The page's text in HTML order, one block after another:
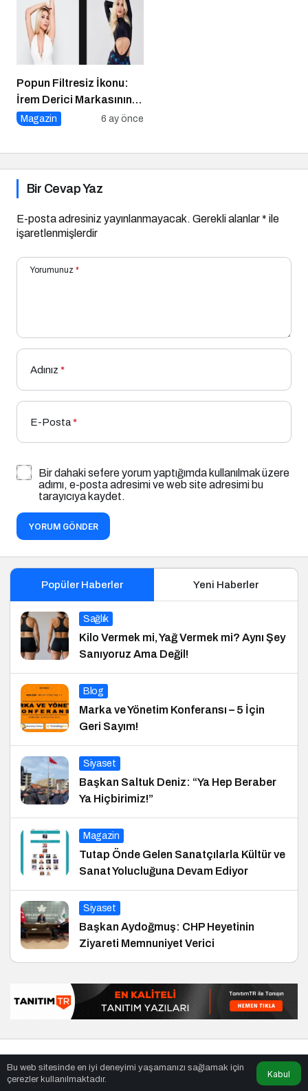
Popun Filtresiz İkonu:
İrem Derici Markasının
Genetik Kodları Çözüldü
Magazin 6 ay önce
Bir Cevap Yaz
E-posta adresiniz yayınlanmayacak. Gerekli alanlar* ile
işaretlenmişlerdir
Yorumunuz *
Adınız *
E-Posta*
Bir dahaki sefere yorum yaptığımda kullanılmak üzere
adımı, e-posta adresimi ve web site adresimi bu
tarayıcıya kaydet.
YORUM GÖNDER
Popüler Haberler Yeni Haberler
Sağlık
Kilo Vermek mi, Yağ Vermek mi? Aynı Şey
Sanıyoruz Ama Değil!
Blog
Marka ve Yönetim Konferansı – 5 İçin
Geri Sayım!
Siyaset
Başkan Saltuk Deniz: “Ya Hep Beraber
Ya Hiçbirimiz!”
Magazin
Tutap Önde Gelen Sanatçılarla Kültür ve
Sanat Yolucluğuna Devam Ediyor
Siyaset
Başkan Aydoğmuş: CHP Heyetinin
Ziyareti Memnuniyet Verici
Bu web sitesinde en iyi deneyimi yaşamanızı sağlamak için
çerezler kullanılmaktadır.
Kabul
en iyiler
listesi ,bihaber, sağlıklı